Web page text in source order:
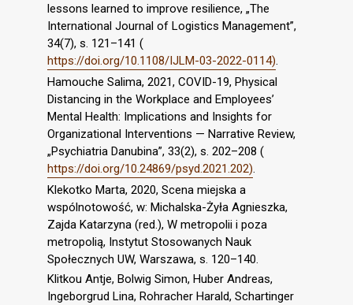
lessons learned to improve resilience, „The
International Journal of Logistics Management”,
34(7), s. 121–141 (
https://doi.org/10.1108/IJLM-03-2022-0114).
Hamouche Salima, 2021, COVID-19, Physical
Distancing in the Workplace and Employees’
Mental Health: Implications and Insights for
Organizational Interventions — Narrative Review,
„Psychiatria Danubina”, 33(2), s. 202–208 (
https://doi.org/10.24869/psyd.2021.202).
Klekotko Marta, 2020, Scena miejska a
wspólnotowość, w: Michalska-Żyła Agnieszka,
Zajda Katarzyna (red.), W metropolii i poza
metropolią, Instytut Stosowanych Nauk
Społecznych UW, Warszawa, s. 120–140.
Klitkou Antje, Bolwig Simon, Huber Andreas,
Ingeborgrud Lina, Rohracher Harald, Schartinger